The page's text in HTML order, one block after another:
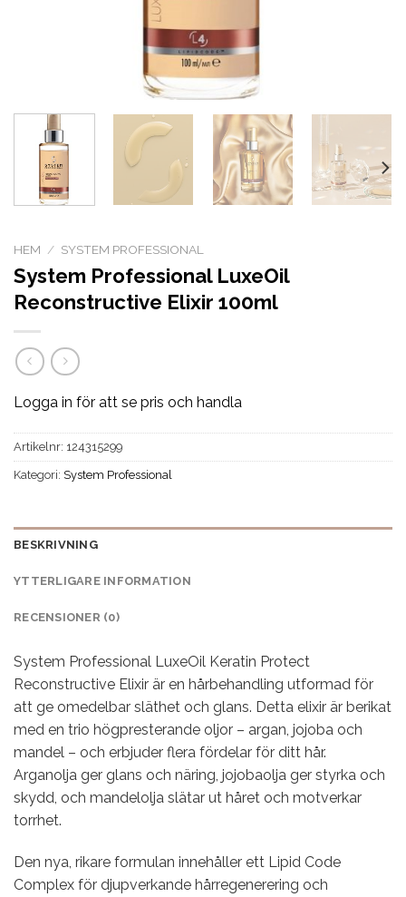
HEM / SYSTEM PROFESSIONAL
System Professional LuxeOil
Reconstructive Elixir 100ml
Logga in för att se pris och handla
Artikelnr: 124315299
Kategori: System Professional
BESKRIVNING
YTTERLIGARE INFORMATION
RECENSIONER (0)
System Professional LuxeOil Keratin Protect
Reconstructive Elixir är en hårbehandling utformad för
att ge omedelbar släthet och glans. Detta elixir är berikat
med en trio högpresterande oljor – argan, jojoba och
mandel – och erbjuder flera fördelar för ditt hår.
Arganolja ger glans och näring, jojobaolja ger styrka och
skydd, och mandelolja slätar ut håret och motverkar
torrhet.
Den nya, rikare formulan innehåller ett Lipid Code
Complex för djupverkande hårregenerering och